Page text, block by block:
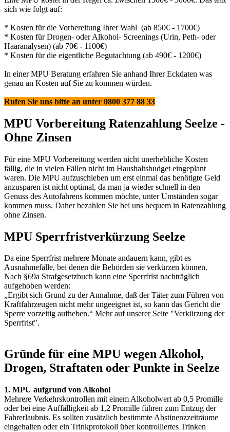
sich wie folgt auf:
* Kosten für die Vorbereitung Ihrer Wahl (ab 850€ - 1700€)
* Kosten für Drogen- oder Alkohol- Screenings (Urin, Peth- oder
Haaranalysen) (ab 70€ - 1100€)
* Kosten für die eigentliche Begutachtung (ab 490€ - 1200€)
In einer MPU Beratung erfahren Sie anhand Ihrer Eckdaten was
genau an Kosten auf Sie zu kommen würden.
Rufen Sie uns bitte an unter 0800 377 88 33
MPU Vorbereitung Ratenzahlung Seelze -
Ohne Zinsen
Für eine MPU Vorbereitung werden nicht unerhebliche Kosten
fällig, die in vielen Fällen nicht im Haushaltsbudget eingeplant
waren. Die MPU aufzuschieben um erst einmal das benötigte Geld
anzusparen ist nicht optimal, da man ja wieder schnell in den
Genuss des Autofahrens kommen möchte, unter Umständen sogar
kommen muss. Daher bezahlen Sie bei uns bequem in Ratenzahlung
ohne Zinsen.
MPU Sperrfristverkürzung Seelze
Da eine Sperrfrist mehrere Monate andauern kann, gibt es
Ausnahmefälle, bei denen die Behörden sie verkürzen können.
Nach §69a Strafgesetzbuch kann eine Sperrfrist nachträglich
aufgehoben werden:
„Ergibt sich Grund zu der Annahme, daß der Täter zum Führen von
Kraftfahrzeugen nicht mehr ungeeignet ist, so kann das Gericht die
Sperre vorzeitig aufheben.“ Mehr auf unserer Seite "Verkürzung der
Sperrfrist".
Gründe für eine MPU wegen Alkohol,
Drogen, Straftaten oder Punkte in Seelze
1. MPU aufgrund von Alkohol
Mehrere Verkehrskontrollen mit einem Alkoholwert ab 0,5 Promille
oder bei eine Auffälligkeit ab 1,2 Promille führen zum Entzug der
Fahrerlaubnis. Es sollten zusätzlich bestimmte Abstinenzzeiträume
eingehalten oder ein Trinkprotokoll über kontrolliertes Trinken